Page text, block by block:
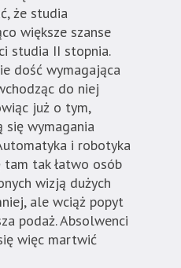
że studia
większe szanse
studia II stopnia.
dość wymagająca
do niej
już o tym,
się wymagania
i robotyka
tam tak łatwo osób
wizją dużych
ale wciąż popyt
podaż. Absolwenci
więc martwić